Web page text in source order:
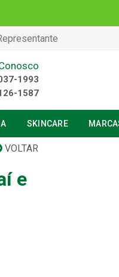
1993
1587
SKINCARE
VOLTAR
e